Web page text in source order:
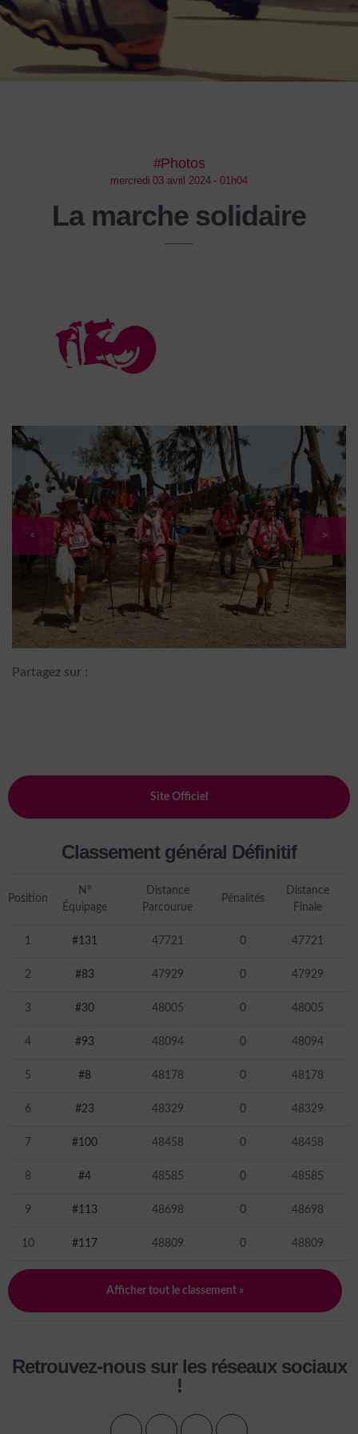
#Photos
mercredi 03 avril 2024 - 01h04
La marche solidaire
< >
Partagez sur :
Site Officiel
Classement général Définitif
Position
N°
Équipage
Distance
Parcourue
Pénalités
Distance
Finale
1 #131 47721 0 47721
2 #83 47929 0 47929
3 #30 48005 0 48005
4 #93 48094 0 48094
5 #8 48178 0 48178
6 #23 48329 0 48329
7 #100 48458 0 48458
8 #4 48585 0 48585
9 #113 48698 0 48698
10 #117 48809 0 48809
Afficher tout le classement »
Retrouvez-nous sur les réseaux sociaux
!